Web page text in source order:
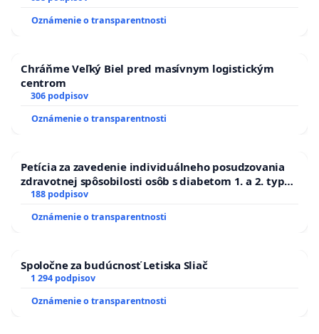
zanedbaného stavu závlahových a odvodňovacích
kanálov na Slovensku
Oznámenie o transparentnosti
Chráňme Veľký Biel pred masívnym logistickým
centrom
306 podpisov
Oznámenie o transparentnosti
Petícia za zavedenie individuálneho posudzovania
zdravotnej spôsobilosti osôb s diabetom 1. a 2. typu
pri prijímaní do Policajného zboru SR
188 podpisov
Oznámenie o transparentnosti
Spoločne za budúcnosť Letiska Sliač
1 294 podpisov
Oznámenie o transparentnosti